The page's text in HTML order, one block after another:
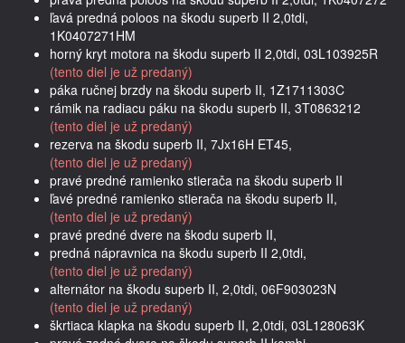
ľavá predná poloos na škodu superb II 2,0tdi,
1K0407271HM
horný kryt motora na škodu superb II 2,0tdi, 03L103925R
(tento diel je už predaný)
páka ručnej brzdy na škodu superb II, 1Z1711303C
rámik na radiacu páku na škodu superb II, 3T0863212
(tento diel je už predaný)
rezerva na škodu superb II, 7Jx16H ET45,
(tento diel je už predaný)
pravé predné ramienko stierača na škodu superb II
ľavé predné ramienko stierača na škodu superb II,
(tento diel je už predaný)
pravé predné dvere na škodu superb II,
predná nápravnica na škodu superb II 2,0tdi,
(tento diel je už predaný)
alternátor na škodu superb II, 2,0tdi, 06F903023N
(tento diel je už predaný)
škrtiaca klapka na škodu superb II, 2,0tdi, 03L128063K